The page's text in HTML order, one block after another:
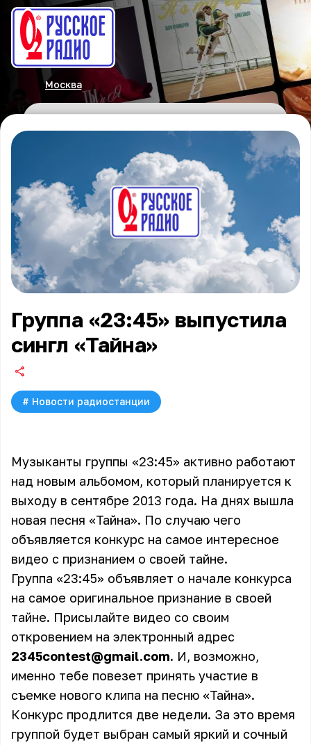
Москва
Группа «23:45» выпустила
сингл «Тайна»
# Новости радиостанции
Музыканты группы «23:45» активно работают
над новым альбомом, который планируется к
выходу в сентябре 2013 года. На днях вышла
новая песня «Тайна». По случаю чего
объявляется конкурс на самое интересное
видео с признанием о своей тайне.
Группа «23:45» объявляет о начале конкурса
на самое оригинальное признание в своей
тайне. Присылайте видео со своим
откровением на электронный адрес
2345contest@gmail.com. И, возможно,
именно тебе повезет принять участие в
съемке нового клипа на песню «Тайна».
Конкурс продлится две недели. За это время
группой будет выбран самый яркий и сочный